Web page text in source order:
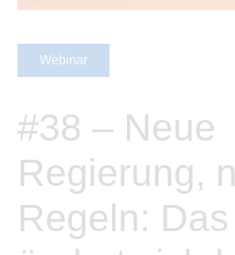
Webinar
#38 – Neue
Regierung,
Regeln: Das